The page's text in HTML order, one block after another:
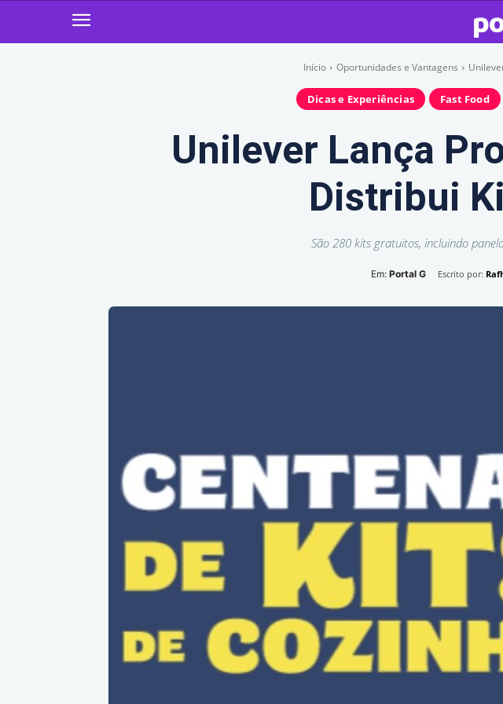
Início Oportunidades e Vantagens
Dicas e Experiências Fast Food
Unilever Lança
Distribui
São 280 kits gratuitos, incluindo
Em: Portal G Escrito por: